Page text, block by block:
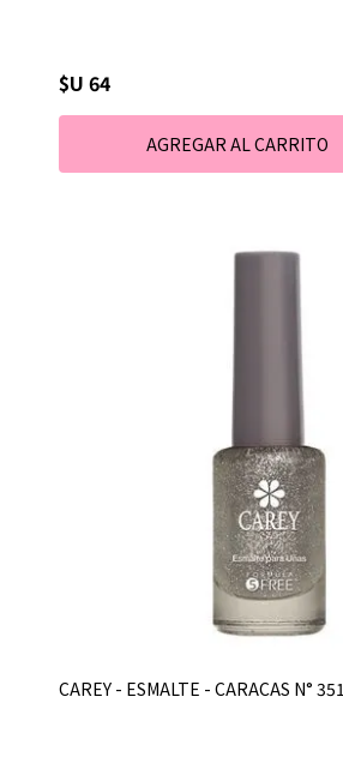
$U 64
CAREY - ESMALTE - CARACAS N° 351